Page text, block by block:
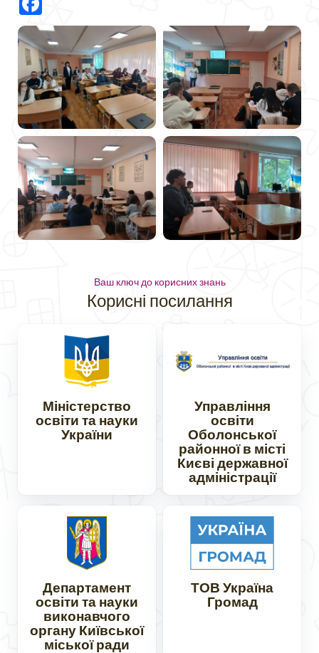
Ваш ключ до корисних знань
Корисні посилання
Міністерство
освіти та науки
України
Управління
освіти
Оболонської
районної в місті
Києві державної
адміністрації
Департамент
освіти та науки
виконавчого
органу Київської
міської ради
ТОВ Україна
Громад